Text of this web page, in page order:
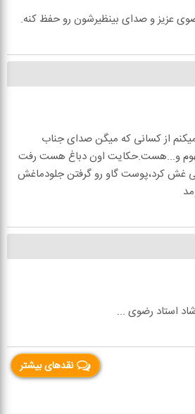
از کسانی که میگن صدای جناب
و...هست.حکایت اون دباغ هست رفت
غش کرد،پوست گاو رو گرفتن جلودماغش
نقدهای بیشتر